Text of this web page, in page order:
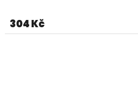
304 Kč